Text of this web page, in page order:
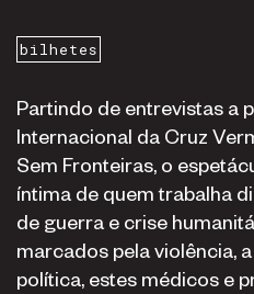
bilhetes
Partindo de entrevistas a
Internacional da Cruz
Sem Fronteiras, o
íntima de quem trabalha
de guerra e crise
marcados pela violência,
política, estes médicos e